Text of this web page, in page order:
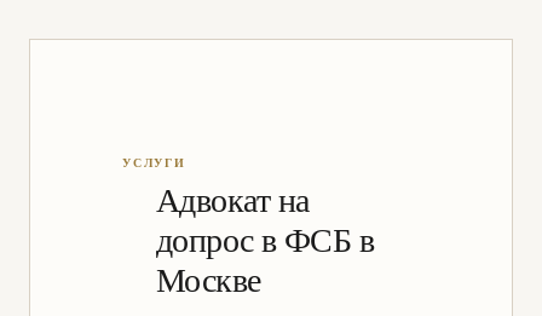
Адвокат на
допрос в ФСБ в
Москве